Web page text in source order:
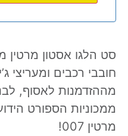
סט הלגו אסטון מרטין
חובבי רכבים ומעריצי
מההזדמנות לאסוף,
ממכוניות הספורט
מרטין 007!